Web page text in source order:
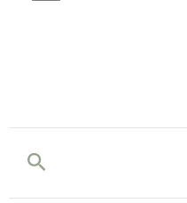
Поиск